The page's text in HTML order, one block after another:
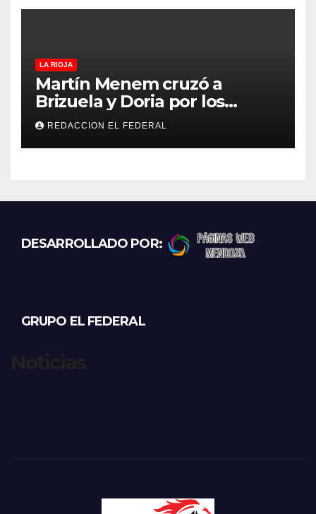
LA RIOJA
Martín Menem cruzó a
Brizuela y Doria por los
incendios en Guanchín:
“Miente descaradamente”
REDACCION EL FEDERAL
DESARROLLADO POR:
GRUPO EL FEDERAL